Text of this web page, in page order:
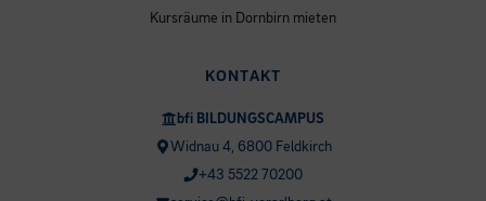
Kursräume in Dornbirn mieten
KONTAKT
bfi BILDUNGSCAMPUS
Widnau 4, 6800 Feldkirch
+43 5522 70200